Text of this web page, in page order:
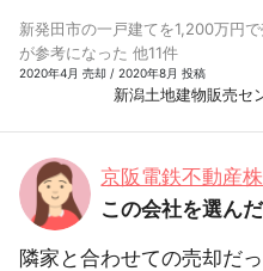
新発田市の一戸建てを1,200万円
が参考になった 他11件
2020年4月 売却 / 2020年8月 投稿
新潟土地建物販売セ
京阪電鉄不動産
この会社を選ん
隣家と合わせての売却だ